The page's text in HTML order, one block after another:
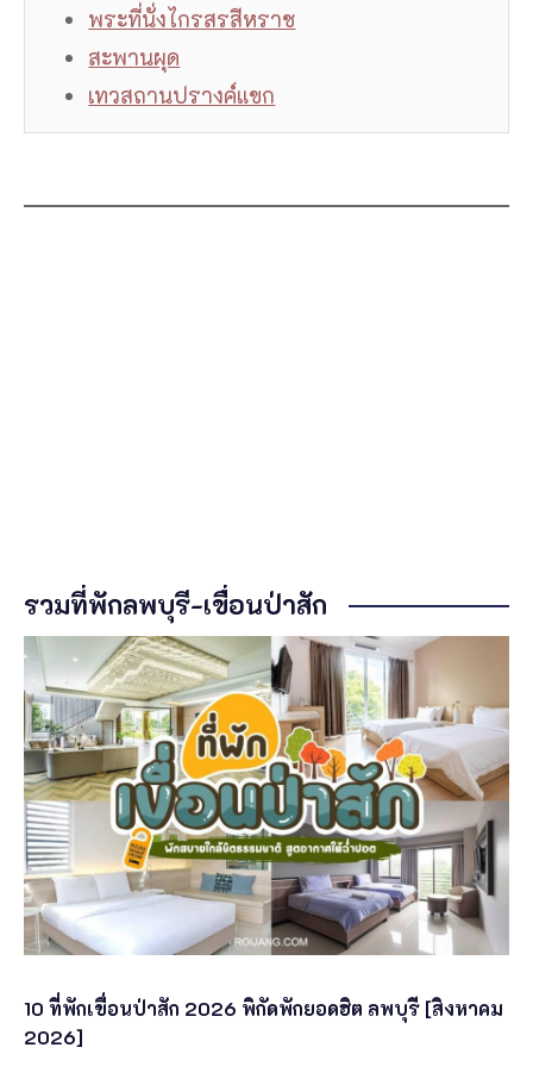
พระที่นั่งไกรสรสีหราช
สะพานผุด
เทวสถานปรางค์แขก
รวมที่พักลพบุรี-เขื่อนป่าสัก
10 ที่พักเขื่อนป่าสัก 2026 พิกัดพักยอดฮิต ลพบุรี [สิงหาคม
2026]